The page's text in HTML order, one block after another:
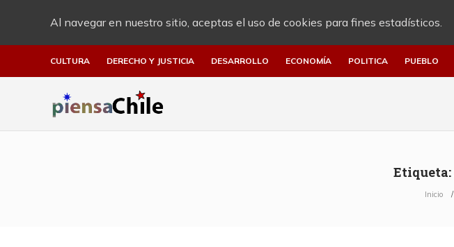
Al navegar en nuestro sitio, aceptas el uso de cookies para fines estadísticos.
CULTURA DERECHO Y JUSTICIA DESARROLLO ECONOMÍA POLITICA PUEBLO
Etiqueta:
Inicio